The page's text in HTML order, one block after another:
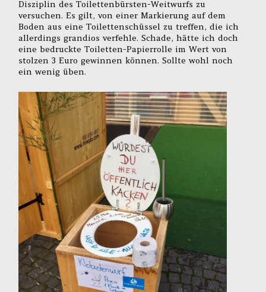
Disziplin des Toilettenbürsten-Weitwurfs zu
versuchen. Es gilt, von einer Markierung auf dem
Boden aus eine Toilettenschüssel zu treffen, die ich
allerdings grandios verfehle. Schade, hätte ich doch
eine bedruckte Toiletten-Papierrolle im Wert von
stolzen 3 Euro gewinnen können. Sollte wohl noch
ein wenig üben.